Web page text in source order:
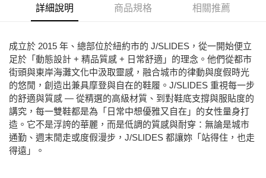
免運費
付款後門市自取
每筆NT$80，滿NT$2,000(含以上)免運費
詳細說明 商品規格 相關推薦
成立於 2015 年、總部位於紐約市的 J/SLIDES，從一開始便立
足於「動態設計 + 精品質感 + 日常舒適」的理念。他們從都市
街頭與東岸海灘文化中汲取靈感，融合城市的律動與度假時光
的悠閒，創造出兼具摩登與自在的鞋履。J/SLIDES 重視每一步
的舒適與質感 — 從精選的高級材質、到對鞋底支撐與服貼度的
講究，每一雙鞋都是為「日常中想優雅又自在」的女性量身打
造。它不是浮誇的華麗，而是低調的質感與耐穿：無論是城市
通勤、週末閒走或度假漫步，J/SLIDES 都讓妳「站得住，也走
得遠」。